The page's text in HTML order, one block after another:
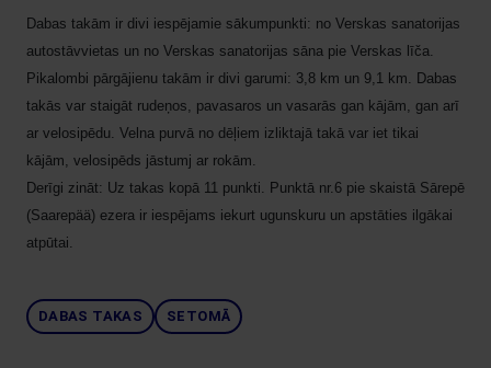
Dabas takām ir divi iespējamie sākumpunkti: no Verskas sanatorijas
autostāvvietas un no Verskas sanatorijas sāna pie Verskas līča.
Pikalombi pārgājienu takām ir divi garumi: 3,8 km un 9,1 km. Dabas
takās var staigāt rudeņos, pavasaros un vasarās gan kājām, gan arī
ar velosipēdu. Velna purvā no dēļiem izliktajā takā var iet tikai
kājām, velosipēds jāstumj ar rokām.
Derīgi zināt: Uz takas kopā 11 punkti. Punktā nr.6 pie skaistā Sārepē
(Saarepää) ezera ir iespējams iekurt ugunskuru un apstāties ilgākai
atpūtai.
DABAS TAKAS SETOMĀ